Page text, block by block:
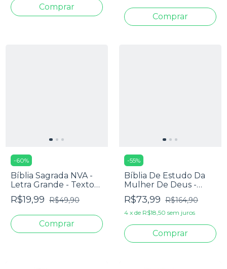
-60%
Bíblia Sagrada NVA -
Letra Grande - Textos
Coloridos - Capa Dura
Floral Pink
R$19,99 R$49,90
-55%
Bíblia De Estudo Da
Mulher De Deus -
Letra Grande - Capa
Dura Pink
R$73,99 R$164,90
4 x de R$18,50 sem juros